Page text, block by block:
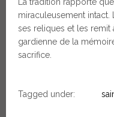
La tradition rapporte
miraculeusement intact.
ses reliques et les remit
gardienne de la
sacrifice.
Tagged under: